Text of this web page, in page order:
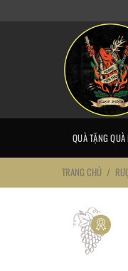
QUÀ TẶNG
TRANG CHỦ /